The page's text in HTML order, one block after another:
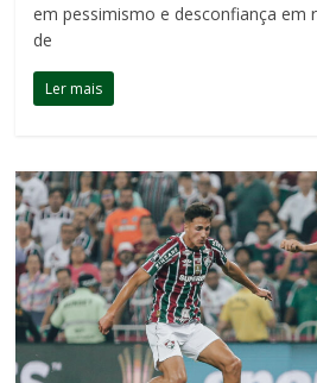
em pessimismo e desconfiança em
de
Ler mais